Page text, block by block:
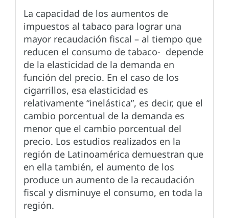
La capacidad de los aumentos de
impuestos al tabaco para lograr una
mayor recaudación fiscal – al tiempo que
reducen el consumo de tabaco- depende
de la elasticidad de la demanda en
función del precio. En el caso de los
cigarrillos, esa elasticidad es
relativamente “inelástica”, es decir, que el
cambio porcentual de la demanda es
menor que el cambio porcentual del
precio. Los estudios realizados en la
región de Latinoamérica demuestran que
en ella también, el aumento de los
produce un aumento de la recaudación
fiscal y disminuye el consumo, en toda la
región.